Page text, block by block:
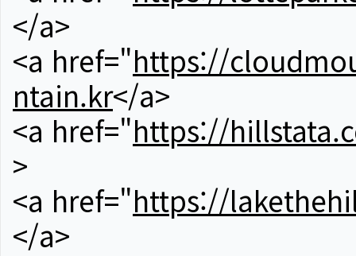
</a>
<a href="https://
ntain.kr</a>
<a href="https://
>
<a href="https://
</a>